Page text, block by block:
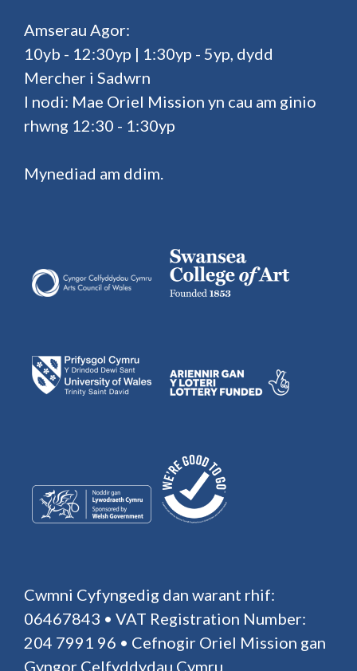
Amserau Agor:
10yb - 12:30yp | 1:30yp - 5yp, dydd
Mercher i Sadwrn
I nodi: Mae Oriel Mission yn cau am ginio
rhwng 12:30 - 1:30yp
Mynediad am ddim.
Cwmni Cyfyngedig dan warant rhif:
06467843 • VAT Registration Number:
204 7991 96 • Cefnogir Oriel Mission gan
Gyngor Celfyddydau Cymru